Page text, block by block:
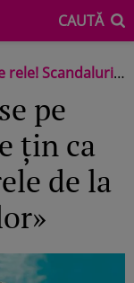
CAUTĂ
de la «Cronica Cârcotașilor»
pe
țin ca
de la